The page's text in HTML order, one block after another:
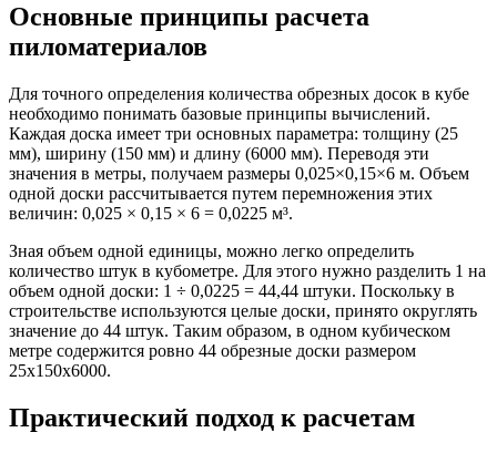
Основные принципы расчета
пиломатериалов
Для точного определения количества обрезных досок в кубе
необходимо понимать базовые принципы вычислений.
Каждая доска имеет три основных параметра: толщину (25
мм), ширину (150 мм) и длину (6000 мм). Переводя эти
значения в метры, получаем размеры 0,025×0,15×6 м. Объем
одной доски рассчитывается путем перемножения этих
величин: 0,025 × 0,15 × 6 = 0,0225 м³.
Зная объем одной единицы, можно легко определить
количество штук в кубометре. Для этого нужно разделить 1 на
объем одной доски: 1 ÷ 0,0225 = 44,44 штуки. Поскольку в
строительстве используются целые доски, принято округлять
значение до 44 штук. Таким образом, в одном кубическом
метре содержится ровно 44 обрезные доски размером
25х150х6000.
Практический подход к расчетам